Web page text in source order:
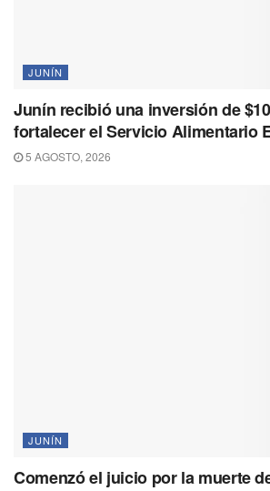
JUNÍN
Junín recibió una inversión de
fortalecer el Servicio Alimentario
5 AGOSTO, 2026
JUNÍN
Comenzó el juicio por la muerte